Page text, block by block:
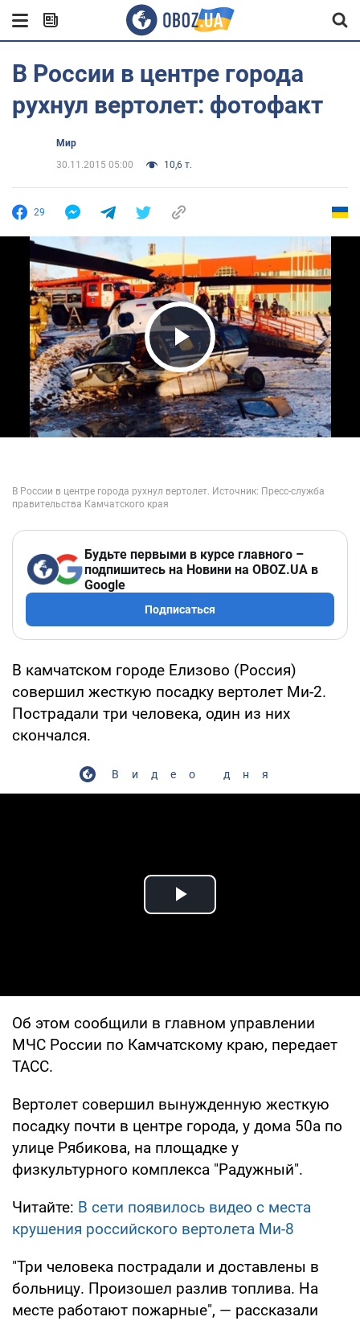
В России в центре города
рухнул вертолет: фотофакт
Мир
30.11.2015 05:00
10,6 т.
29
Play Video
Будьте первыми в курсе главного –
подпишитесь на Новини на OBOZ.UA в
Google
Подписаться
В камчатском городе Елизово (Россия)
совершил жесткую посадку вертолет Ми-2.
Пострадали три человека, один из них
скончался.
Видео дня
Play Video
Об этом сообщили в главном управлении
МЧС России по Камчатскому краю, передает
ТАСС.
Вертолет совершил вынужденную жесткую
посадку почти в центре города, у дома 50а по
улице Рябикова, на площадке у
физкультурного комплекса "Радужный".
Читайте: В сети появилось видео с места
крушения российского вертолета Ми-8
"Три человека пострадали и доставлены в
больницу. Произошел разлив топлива. На
месте работают пожарные", — рассказали